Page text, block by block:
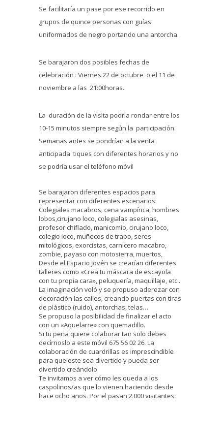
Se facilitaría un pase por ese recorrido en
grupos de quince personas con guías
uniformados de negro portando una antorcha.
Se barajaron dos posibles fechas de
celebración : Viernes 22 de octubre o el 11 de
noviembre a las 21:00horas.
La duración de la visita podría rondar entre los
10-15 minutos siempre según la participación.
Semanas antes se pondrían a la venta
anticipada tiques con diferentes horarios y no
se podría usar el teléfono móvil
Se barajaron diferentes espacios para
representar con diferentes escenarios:
Colegiales macabros, cena vampírica, hombres
lobos,cirujano loco, colegialas asesinas,
profesor chiflado, manicomio, cirujano loco,
colegio loco, muñecos de trapo, seres
mitológicos, exorcistas, carnicero macabro,
zombie, payaso con motosierra, muertos,
Desde el Espacio Jovén se crearían diferentes
talleres como «Crea tu máscara de escayola
con tu propia cara», peluquería, maquillaje, etc..
La imaginación voló y se propuso aderezar con
decoración las calles, creando puertas con tiras
de plástico (ruido), antorchas, telas…
Se propuso la posibilidad de finalizar el acto
con un «Aquelarre» con quemadillo.
Si tu peña quiere colaborar tan solo debes
decírnoslo a este móvil 675 56 02 26. La
colaboración de cuardrillas es imprescindible
para que este sea divertido y pueda ser
divertido creándolo.
Te invitamos a ver cómo les queda a los
caspolinos/as que lo vienen haciendo desde
hace ocho años. Por el pasan 2.000 visitantes: